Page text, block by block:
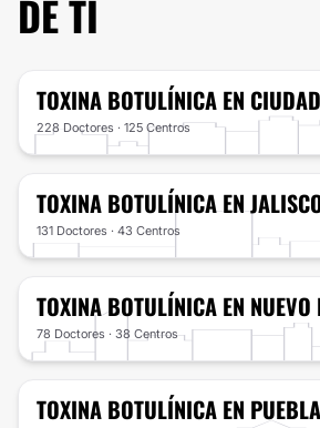
DE TI
TOXINA BOTULÍNICA EN
228 Doctores · 125 Centros
TOXINA BOTULÍNICAEN
131 Doctores · 43 Centros
TOXINA BOTULÍNICA EN NUEVO
78 Doctores · 38 Centros
TOXINA BOTULÍNICA EN PUEBLA